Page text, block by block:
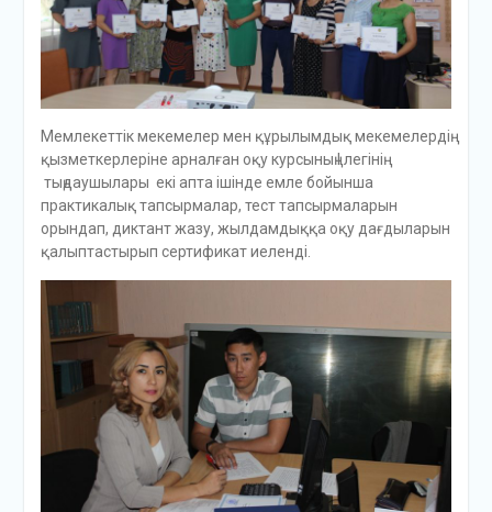
Мемлекеттік мекемелер мен құрылымдық мекемелердің
қызметкерлеріне арналған оқу курсының І легінің
тыңдаушылары екі апта ішінде емле бойынша
практикалық тапсырмалар, тест тапсырмаларын
орындап, диктант жазу, жылдамдыққа оқу дағдыларын
қалыптастырып сертификат иеленді.